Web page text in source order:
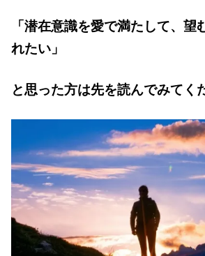
「潜在意識を愛で満たして、望
れたい」
と思った方は先を読んでみてく